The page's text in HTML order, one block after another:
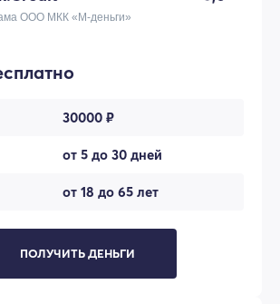
ООО МКК «М-деньги»
30000 ₽
от 5 до 30 дней
от 18 до 65 лет
ПОЛУЧИТЬ ДЕНЬГИ